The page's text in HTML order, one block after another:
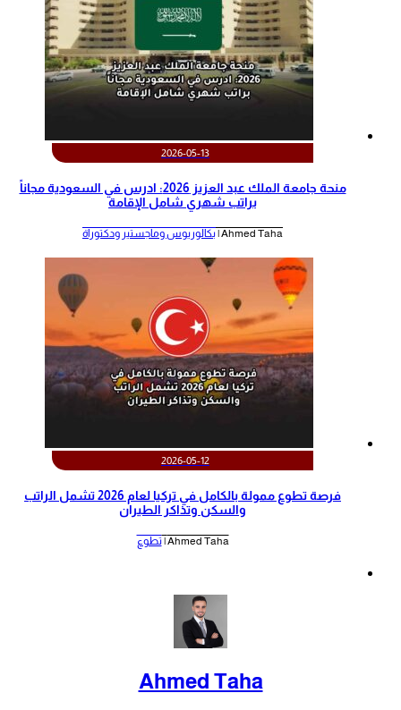
2026-05-13
منحة جامعة الملك عبد العزيز 2026: ادرس في السعودية مجاناً
براتب شهري شامل الإقامة
Ahmed Taha | بكالوريوس وماجستير ودكتوراة
2026-05-12
‫فرصة تطوع ممولة بالكامل في تركيا لعام 2026 تشمل الراتب
والسكن وتذاكر الطيران‬
Ahmed Taha | تطوع
Ahmed Taha